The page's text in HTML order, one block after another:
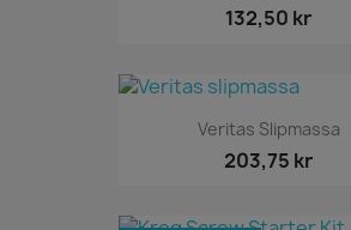
132,50 kr
Veritas Slipmassa
203,75 kr